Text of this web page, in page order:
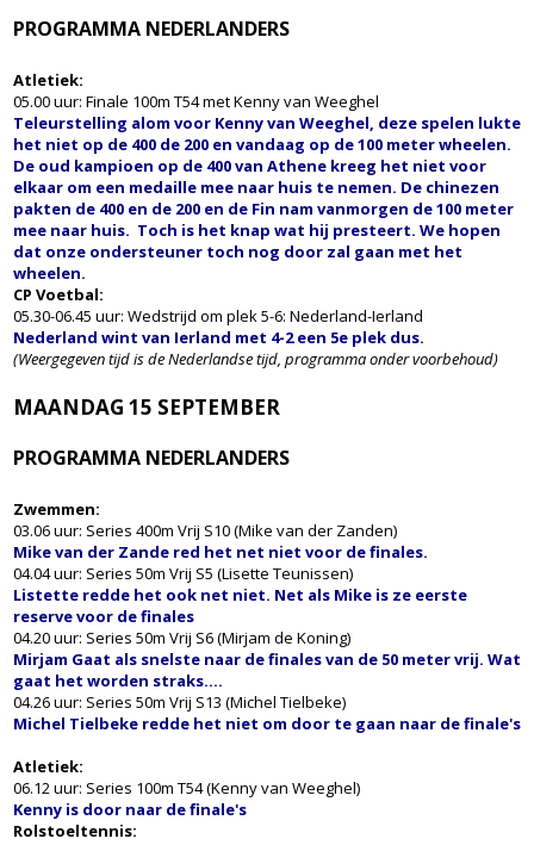
PROGRAMMA NEDERLANDERS
Atletiek:
05.00 uur: Finale 100m T54 met Kenny van Weeghel
Teleurstelling alom voor Kenny van Weeghel, deze spelen lukte
het niet op de 400 de 200 en vandaag op de 100 meter wheelen.
De oud kampioen op de 400 van Athene kreeg het niet voor
elkaar om een medaille mee naar huis te nemen. De chinezen
pakten de 400 en de 200 en de Fin nam vanmorgen de 100 meter
mee naar huis. Toch is het knap wat hij presteert. We hopen
dat onze ondersteuner toch nog door zal gaan met het
wheelen.
CP Voetbal:
05.30-06.45 uur: Wedstrijd om plek 5-6: Nederland-Ierland
Nederland wint van Ierland met 4-2 een 5e plek dus.
(Weergegeven tijd is de Nederlandse tijd, programma onder voorbehoud)
MAANDAG 15 SEPTEMBER
PROGRAMMA NEDERLANDERS
Zwemmen:
03.06 uur: Series 400m Vrij S10 (Mike van der Zanden)
Mike van der Zande red het net niet voor de finales.
04.04 uur: Series 50m Vrij S5 (Lisette Teunissen)
Listette redde het ook net niet. Net als Mike is ze eerste
reserve voor de finales
04.20 uur: Series 50m Vrij S6 (Mirjam de Koning)
Mirjam Gaat als snelste naar de finales van de 50 meter vrij. Wat
gaat het worden straks....
04.26 uur: Series 50m Vrij S13 (Michel Tielbeke)
Michel Tielbeke redde het niet om door te gaan naar de finale's
Atletiek:
06.12 uur: Series 100m T54 (Kenny van Weeghel)
Kenny is door naar de finale's
Rolstoeltennis: